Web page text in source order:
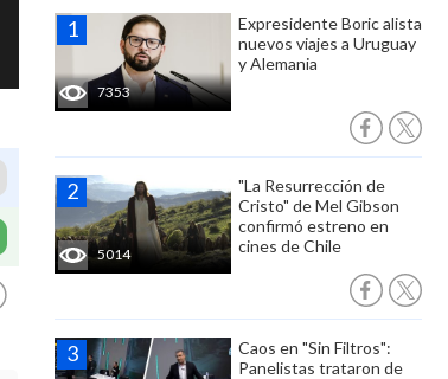
7353
Expresidente Boric alista
nuevos viajes a Uruguay
y Alemania
5014
"La Resurrección de
Cristo" de Mel Gibson
confirmó estreno en
cines de Chile
Caos en "Sin Filtros":
Panelistas trataron de